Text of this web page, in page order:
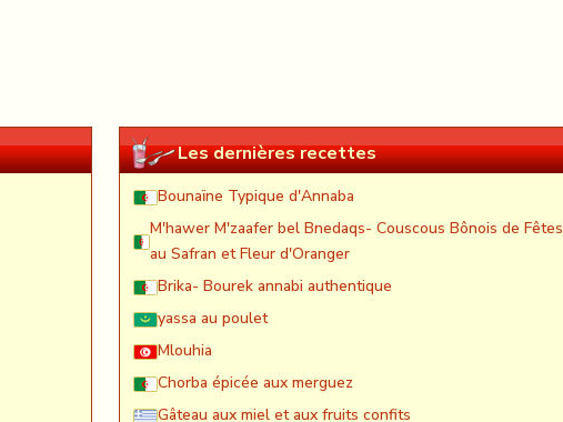
Les dernières recettes
Bounaïne Typique d'Annaba
M'hawer M'zaafer bel Bnedaqs- Couscous Bônois de Fêtes
au Safran et Fleur d'Oranger
Brika- Bourek annabi authentique
yassa au poulet
Mlouhia
Chorba épicée aux merguez
Gâteau aux miel et aux fruits confits